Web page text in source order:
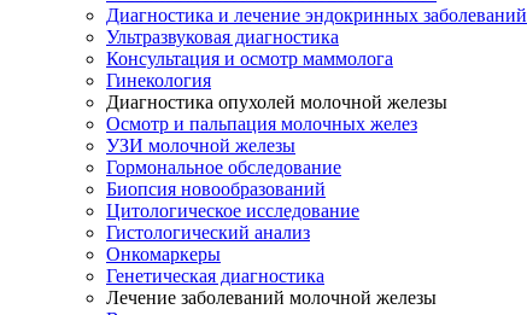
Диагностика и лечение эндокринных заболеваний
Ультразвуковая диагностика
Консультация и осмотр маммолога
Гинекология
Диагностика опухолей молочной железы
Осмотр и пальпация молочных желез
УЗИ молочной железы
Гормональное обследование
Биопсия новообразований
Цитологическое исследование
Гистологический анализ
Онкомаркеры
Генетическая диагностика
Лечение заболеваний молочной железы